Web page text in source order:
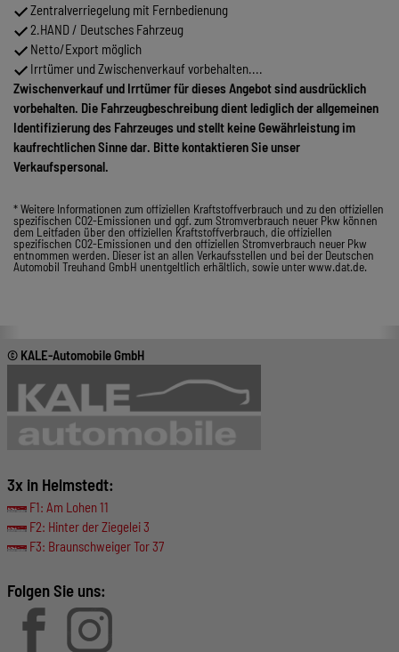
Zentralverriegelung mit Fernbedienung
2.HAND / Deutsches Fahrzeug
Netto/Export möglich
Irrtümer und Zwischenverkauf vorbehalten....
Zwischenverkauf und Irrtümer für dieses Angebot sind ausdrücklich
vorbehalten. Die Fahrzeugbeschreibung dient lediglich der allgemeinen
Identifizierung des Fahrzeuges und stellt keine Gewährleistung im
kaufrechtlichen Sinne dar. Bitte kontaktieren Sie unser
Verkaufspersonal.
* Weitere Informationen zum offiziellen Kraftstoffverbrauch und zu den offiziellen
spezifischen CO2-Emissionen und ggf. zum Stromverbrauch neuer Pkw können
dem Leitfaden über den offiziellen Kraftstoffverbrauch, die offiziellen
spezifischen CO2-Emissionen und den offiziellen Stromverbrauch neuer Pkw
entnommen werden. Dieser ist an allen Verkaufsstellen und bei der Deutschen
Automobil Treuhand GmbH unentgeltlich erhältlich, sowie unter www.dat.de.
© KALE-Automobile GmbH
3x in Helmstedt:
F1: Am Lohen 11
F2: Hinter der Ziegelei 3
F3: Braunschweiger Tor 37
Folgen Sie uns: